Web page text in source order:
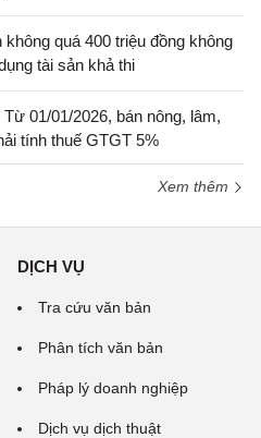
quá 400 triệu đồng không
tài sản khả thi
01/01/2026, bán nông, lâm,
tính thuế GTGT 5%
Xem thêm
DỊCH VỤ
Tra cứu văn bản
Phân tích văn bản
Pháp lý doanh nghiệp
Dịch vụ dịch thuật